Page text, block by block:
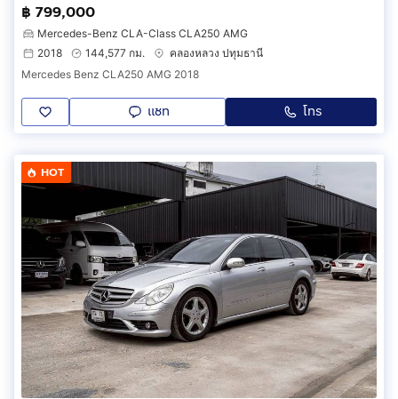
฿ 799,000
Mercedes-Benz CLA-Class CLA250 AMG
2018
144,577 กม.
คลองหลวง ปทุมธานี
Mercedes Benz CLA250 AMG 2018
แชท โทร
HOT